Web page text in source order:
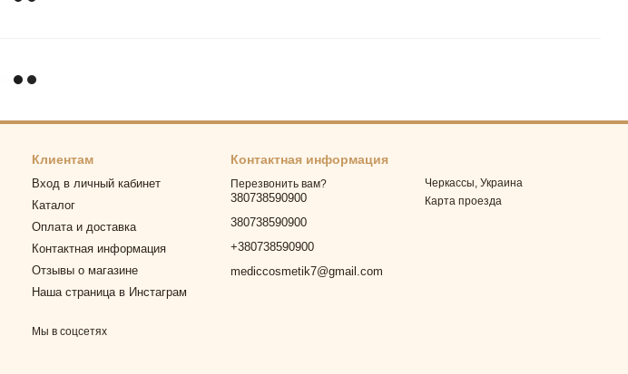
Клиентам
Вход в личный кабинет
Каталог
Оплата и доставка
Контактная информация
Отзывы о магазине
Наша страница в Инстаграм
Мы в соцсетях
Контактная информация
Перезвонить вам?
380738590900
380738590900
+380738590900
mediccosmetik7@gmail.com
Черкассы, Украина
Карта проезда